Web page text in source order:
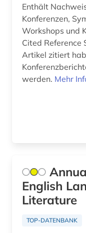
bibliothek (3)
bildung (1)
biografie (9)
biographie (2)
Hessen (1)
Israel (1)
Italien (9)
Lettland (3)
Enthält
Konferenzen,
Workshops und
Cited Reference
Artikel zitiert
werden. Mehr
English
Literature
TOP-DATENBANK